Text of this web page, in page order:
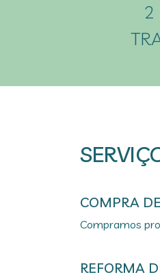
2
COMPRA
Compramos
REFORMA